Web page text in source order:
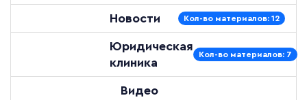
Новости Кол-во материалов: 12
Юридическая
клиника
Кол-во материалов: 7
Видео